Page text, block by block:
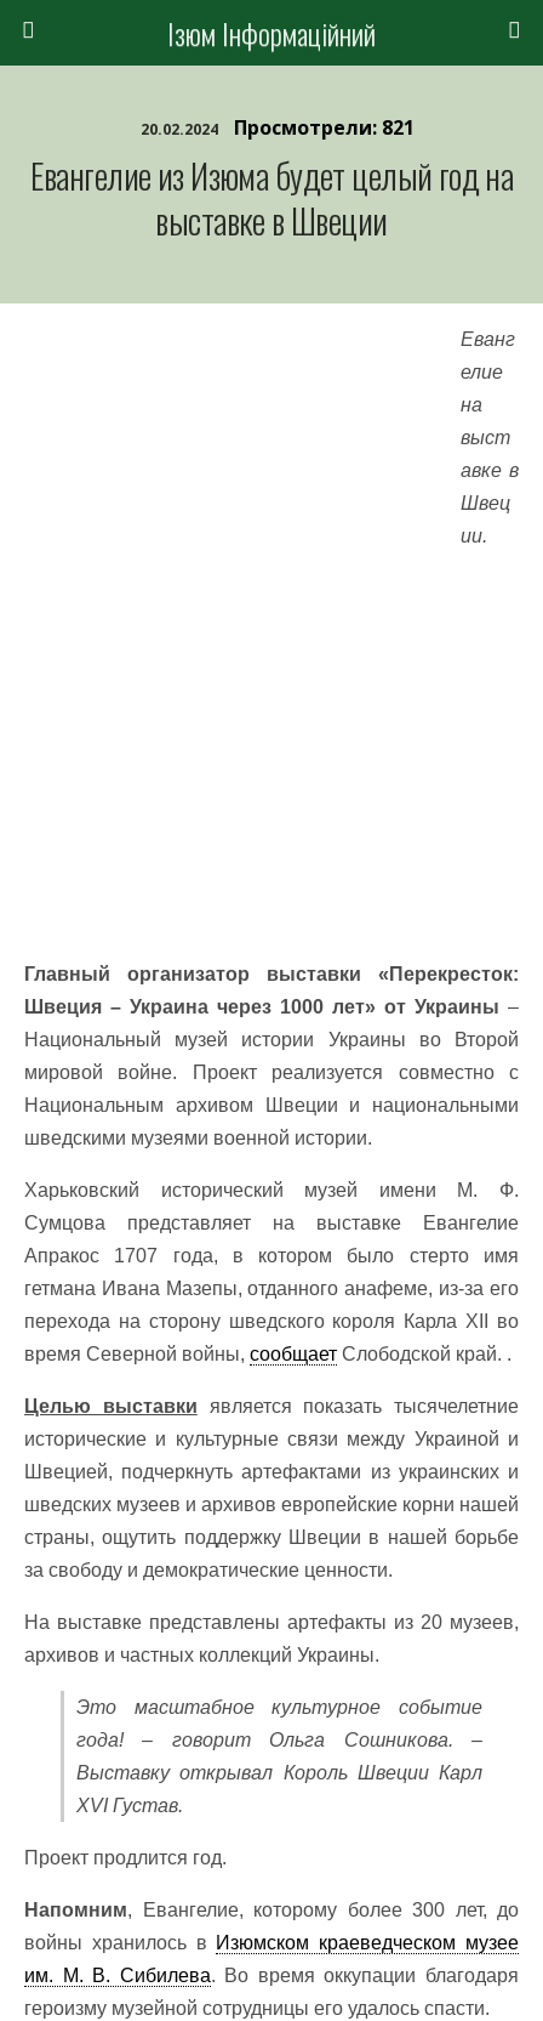
Ізюм Інформаційний
20.02.2024 Просмотрели: 821
Евангелие из Изюма будет целый год на
выставке в Швеции
Еванг
елие
на
выст
авке в
Швец
ии.
Главный организатор выставки «Перекресток:
Швеция – Украина через 1000 лет» от Украины –
Национальный музей истории Украины во Второй
мировой войне. Проект реализуется совместно с
Национальным архивом Швеции и национальными
шведскими музеями военной истории.
Харьковский исторический музей имени М. Ф.
Сумцова представляет на выставке Евангелие
Апракос 1707 года, в котором было стерто имя
гетмана Ивана Мазепы, отданного анафеме, из-за его
перехода на сторону шведского короля Карла XII во
время Северной войны, сообщает Слободской край. .
Целью выставки является показать тысячелетние
исторические и культурные связи между Украиной и
Швецией, подчеркнуть артефактами из украинских и
шведских музеев и архивов европейские корни нашей
страны, ощутить поддержку Швеции в нашей борьбе
за свободу и демократические ценности.
На выставке представлены артефакты из 20 музеев,
архивов и частных коллекций Украины.
Это масштабное культурное событие
года! – говорит Ольга Сошникова. –
Выставку открывал Король Швеции Карл
XVI Густав.
Проект продлится год.
Напомним, Евангелие, которому более 300 лет, до
войны хранилось в Изюмском краеведческом музее
им. М. В. Сибилева. Во время оккупации благодаря
героизму музейной сотрудницы его удалось спасти.